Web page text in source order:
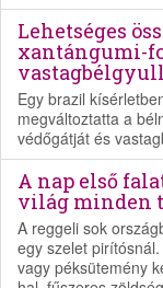
Lehetséges
xantángumi-
Egy brazil
megváltoztatta a
védőgátját és
A nap első
világ minden
A reggeli sok
egy szelet
vagy péksütemény